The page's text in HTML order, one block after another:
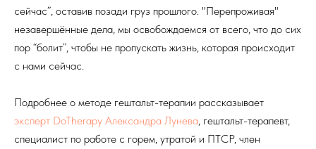
сейчас”, оставив позади груз прошлого. "Перепроживая"
незавершённые дела, мы освобождаемся от всего, что до сих
пор “болит”, чтобы не пропускать жизнь, которая происходит
с нами сейчас.
Подробнее о методе гештальт-терапии рассказывает
эксперт DoTherapy Александра Лунева , гештальт-терапевт,
специалист по работе с горем, утратой и ПТСР, член